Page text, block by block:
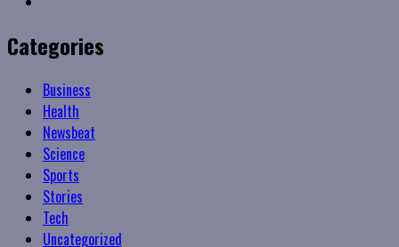
Categories
Business
Health
Newsbeat
Science
Sports
Stories
Tech
Uncategorized